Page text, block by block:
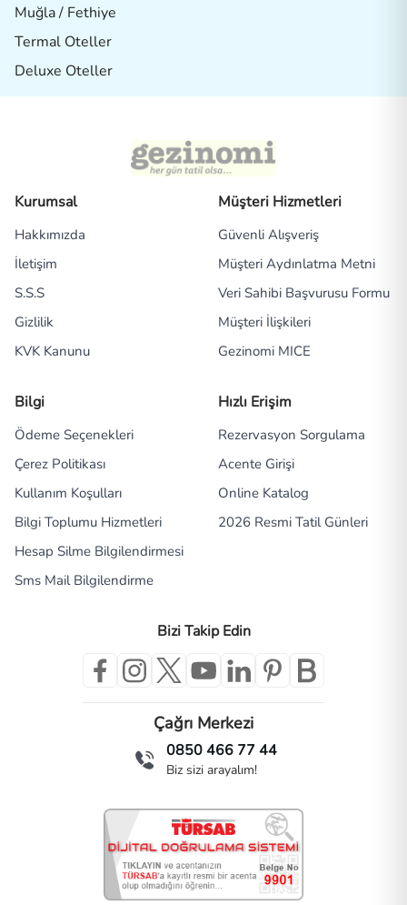
Muğla / Fethiye
Termal Oteller
Deluxe Oteller
Kurumsal
Hakkımızda
İletişim
S.S.S
Gizlilik
KVK Kanunu
Müşteri Hizmetleri
Güvenli Alışveriş
Müşteri Aydınlatma Metni
Veri Sahibi Başvurusu Formu
Müşteri İlişkileri
Gezinomi MICE
Bilgi
Ödeme Seçenekleri
Çerez Politikası
Kullanım Koşulları
Bilgi Toplumu Hizmetleri
Hesap Silme Bilgilendirmesi
Sms Mail Bilgilendirme
Hızlı Erişim
Rezervasyon Sorgulama
Acente Girişi
Online Katalog
2026 Resmi Tatil Günleri
Bizi Takip Edin
Çağrı Merkezi
0850 466 77 44
Biz sizi arayalım!